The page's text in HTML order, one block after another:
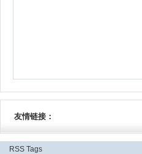
友情链接：
RSS Tags